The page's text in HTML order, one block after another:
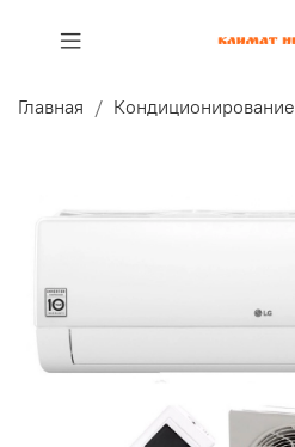
Главная Кондиционирование